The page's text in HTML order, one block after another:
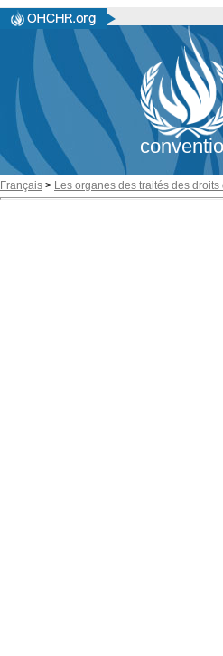
Français > Les organes des traités des droits